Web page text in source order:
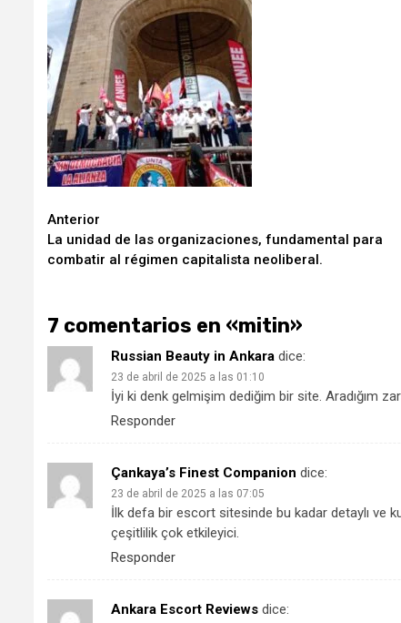
Seguir
leyendo
Anterior
La unidad de las organizaciones, fundamental para
combatir al régimen capitalista neoliberal.
7 comentarios en «mitin»
Russian Beauty in Ankara dice:
23 de abril de 2025 a las 01:10
İyi ki denk gelmişim dediğim bir site. Aradığım
Responder
Çankaya’s Finest Companion dice:
23 de abril de 2025 a las 07:05
İlk defa bir escort sitesinde bu kadar detaylı ve
çeşitlilik çok etkileyici.
Responder
Ankara Escort Reviews dice: